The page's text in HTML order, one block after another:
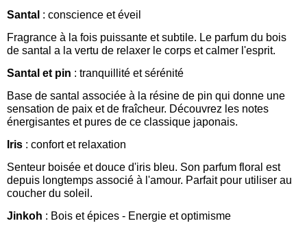
Santal : conscience et éveil
Fragrance à la fois puissante et subtile. Le parfum du bois
de santal a la vertu de relaxer le corps et calmer l'esprit.
Santal et pin : tranquillité et sérénité
Base de santal associée à la résine de pin qui donne une
sensation de paix et de fraîcheur. Découvrez les notes
énergisantes et pures de ce classique japonais.
Iris : confort et relaxation
Senteur boisée et douce d'iris bleu. Son parfum floral est
depuis longtemps associé à l'amour. Parfait pour utiliser au
coucher du soleil.
Jinkoh : Bois et épices - Energie et optimisme